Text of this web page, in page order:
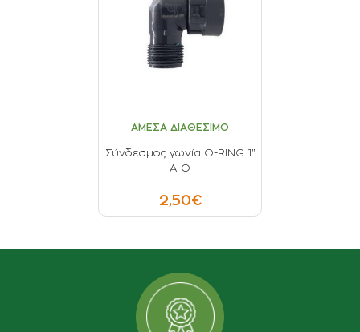
ΑΜΕΣΑ ΔΙΑΘΕΣΙΜΟ
Σύνδεσμος γωνία O-RING 1''
Α-Θ
2,50€